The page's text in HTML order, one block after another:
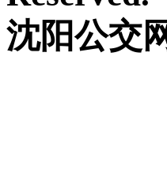
沈阳公交